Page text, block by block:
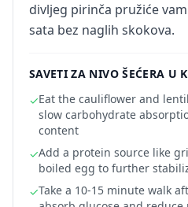
divljeg pirinča pružiće
sata bez naglih skokova.
SAVETI ZA NIVO ŠEĆERA U
✓Eat the cauliflower and
slow carbohydrate
content
✓Add a protein source like
boiled egg to further
✓Take a 10-15 minute walk